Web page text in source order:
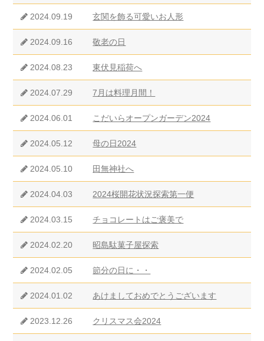
2024.09.19 玄関を飾る可愛いお人形
2024.09.16 敬老の日
2024.08.23 東伏見稲荷へ
2024.07.29 7月は料理月間！
2024.06.01 こだいらオープンガーデン2024
2024.05.12 母の日2024
2024.05.10 田無神社へ
2024.04.03 2024桜開花状況探索第一便
2024.03.15 チョコレートはご褒美で
2024.02.20 昭島駄菓子屋探索
2024.02.05 節分の日に・・
2024.01.02 あけましておめでとうございます
2023.12.26 クリスマス会2024